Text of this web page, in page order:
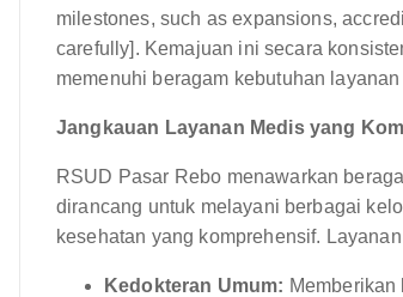
milestones, such as expansions,
carefully]. Kemajuan ini secara
memenuhi beragam kebutuhan
Jangkauan Layanan Medis yang
RSUD Pasar Rebo menawarkan
dirancang untuk melayani berbagai
kesehatan yang komprehensif.
Kedokteran Umum: